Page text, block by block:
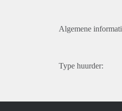
Algemene
Type huurder: